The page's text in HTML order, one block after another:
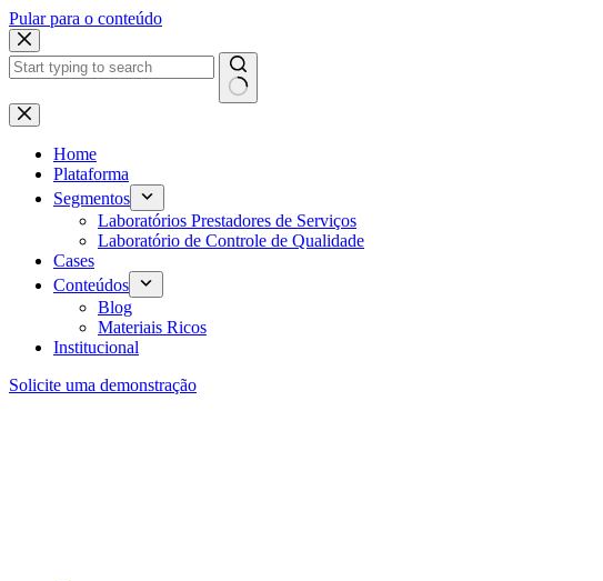
Pular para o conteúdo
Home
Plataforma
Segmentos
Laboratórios Prestadores de Serviços
Laboratório de Controle de Qualidade
Cases
Conteúdos
Blog
Materiais Ricos
Institucional
Solicite uma demonstração